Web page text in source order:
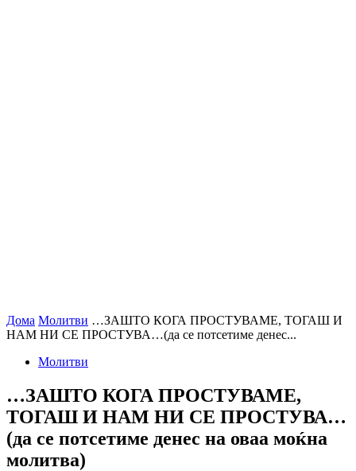
Дома Молитви …ЗАШТО КОГА ПРОСТУВАМЕ, ТОГАШ И
НАМ НИ СЕ ПРОСТУВА…(да се потсетиме денес...
Молитви
…ЗАШТО КОГА ПРОСТУВАМЕ,
ТОГАШ И НАМ НИ СЕ ПРОСТУВА…
(да се потсетиме денес на оваа моќна
молитва)